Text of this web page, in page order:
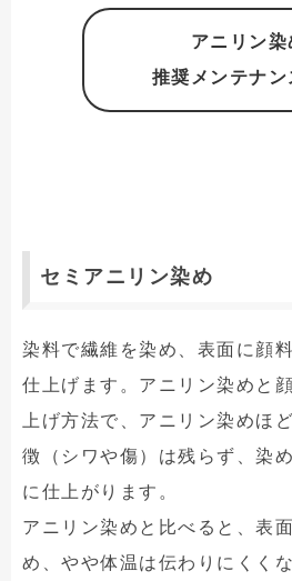
アニリン染
推奨メンテナン
セミアニリン染め
染料で繊維を染め、表面に顔
仕上げます。アニリン染めと
上げ方法で、アニリン染めほ
徴（シワや傷）は残らず、染
に仕上がります。
アニリン染めと比べると、表
め、やや体温は伝わりにくく